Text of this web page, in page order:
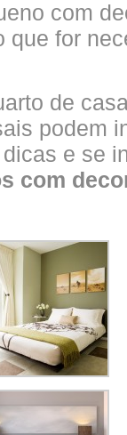
com
que for
de
podem
e se
com